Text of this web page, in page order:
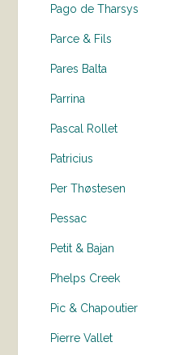
Pago de Tharsys
Parce & Fils
Pares Balta
Parrina
Pascal Rollet
Patricius
Per Thøstesen
Pessac
Petit & Bajan
Phelps Creek
Pic & Chapoutier
Pierre Vallet